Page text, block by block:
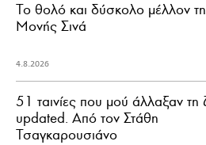
Το θολό και δύσκολο μέλλον
Μονής Σινά
4.8.2026
51 ταινίες που μού άλλαξαν τη
updated. Aπό τον Στάθη
Τσαγκαρουσιάνο